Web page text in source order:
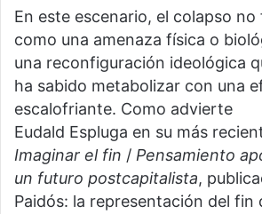
En este escenario, el colapso
como una amenaza física o
una reconfiguración ideológica
ha sabido metabolizar con una
escalofriante. Como advierte
Eudald Espluga en su más
Imaginar el fin / Pensamiento
un futuro postcapitalista,
Paidós: la representación del fin